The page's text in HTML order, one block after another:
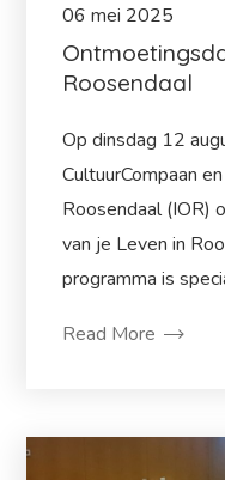
06 mei 2025
Roosendaal
Op dinsdag 12
CultuurCompaan
Roosendaal (IOR)
van je Leven in
programma is
Read More